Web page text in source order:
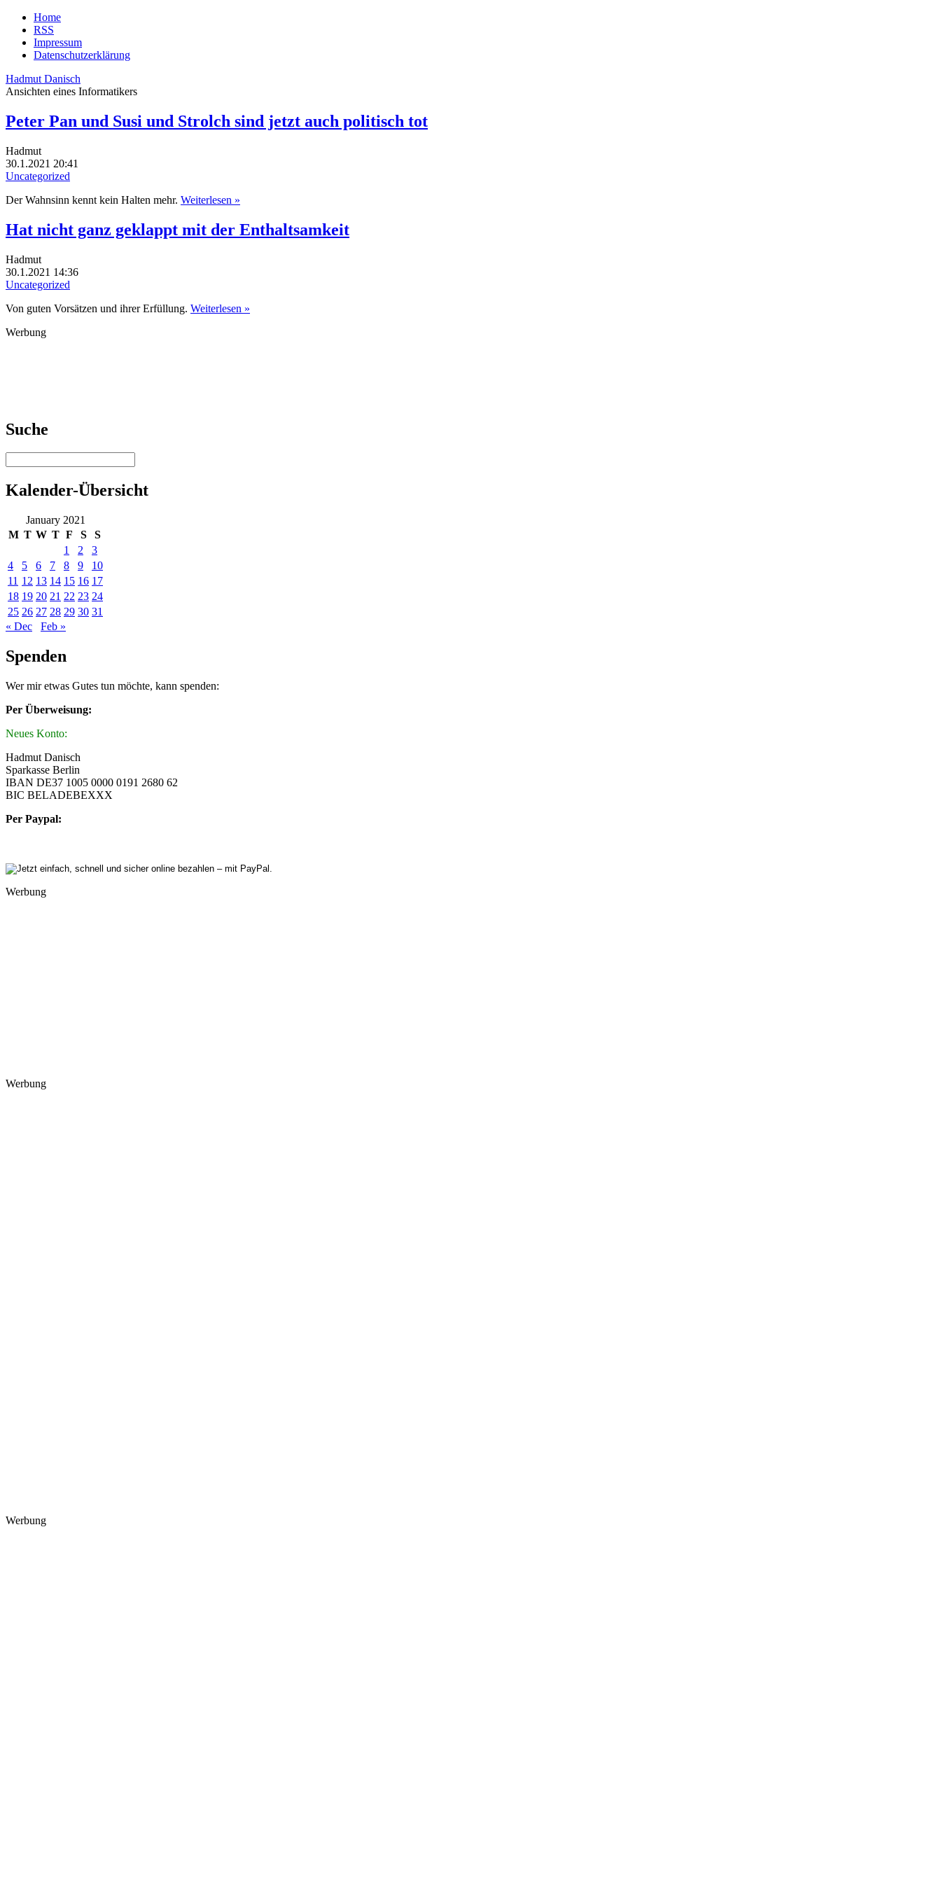
Home
RSS
Impressum
Datenschutzerklärung
Hadmut Danisch
Ansichten eines Informatikers
Peter Pan und Susi und Strolch sind jetzt auch politisch tot
Hadmut
30.1.2021 20:41
Uncategorized
Der Wahnsinn kennt kein Halten mehr. Weiterlesen »
Hat nicht ganz geklappt mit der Enthaltsamkeit
Hadmut
30.1.2021 14:36
Uncategorized
Von guten Vorsätzen und ihrer Erfüllung. Weiterlesen »
Werbung
Suche
Kalender-Übersicht
January 2021
M T W T F S
S
1
2
3
4
5 6 7 8 9
10
11 12 13 14 15 16 17
18 19 20 21 22 23 24
25 26 27 28 29 30 31
« Dec
Feb »
Spenden
Wer mir etwas Gutes tun möchte, kann spenden:
Per Überweisung:
Neues Konto:
Hadmut Danisch
Sparkasse Berlin
IBAN DE37 1005 0000 0191 2680 62
BIC BELADEBEXXX
Per Paypal:
Werbung
Werbung
Werbung